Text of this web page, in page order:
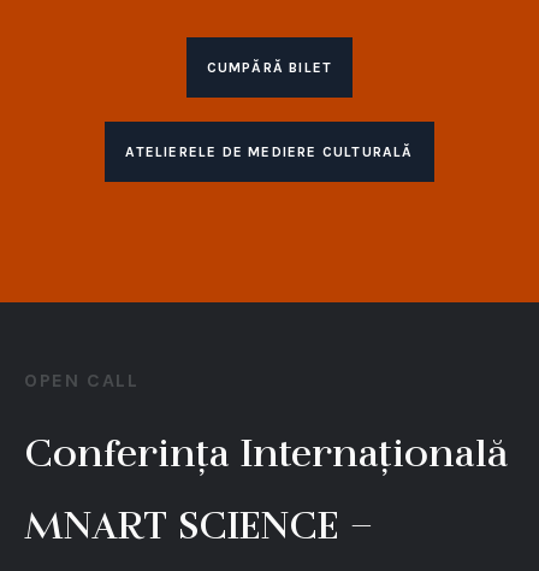
CUMPĂRĂ BILET
ATELIERELE DE MEDIERE CULTURALĂ
OPEN CALL
Conferința Internațională
MNART SCIENCE –